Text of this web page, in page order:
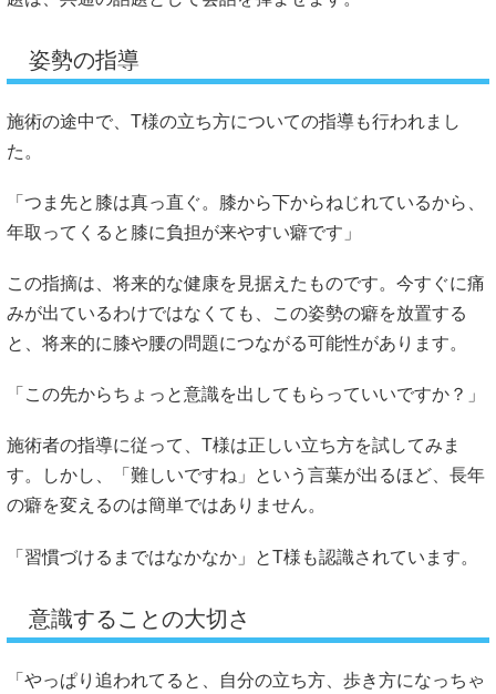
姿勢の指導
施術の途中で、T様の立ち方についての指導も行われまし
た。
「つま先と膝は真っ直ぐ。膝から下からねじれているから、
年取ってくると膝に負担が来やすい癖です」
この指摘は、将来的な健康を見据えたものです。今すぐに痛
みが出ているわけではなくても、この姿勢の癖を放置する
と、将来的に膝や腰の問題につながる可能性があります。
「この先からちょっと意識を出してもらっていいですか？」
施術者の指導に従って、T様は正しい立ち方を試してみま
す。しかし、「難しいですね」という言葉が出るほど、長年
の癖を変えるのは簡単ではありません。
「習慣づけるまではなかなか」とT様も認識されています。
意識することの大切さ
「やっぱり追われてると、自分の立ち方、歩き方になっちゃ